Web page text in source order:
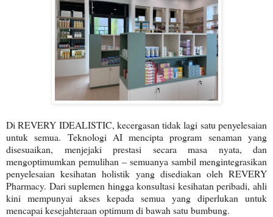
Di REVERY IDEALISTIC, kecergasan tidak lagi satu penyelesaian
untuk semua. Teknologi AI mencipta program senaman yang
disesuaikan, menjejaki prestasi secara masa nyata, dan
mengoptimumkan pemulihan – semuanya sambil mengintegrasikan
penyelesaian kesihatan holistik yang disediakan oleh REVERY
Pharmacy. Dari suplemen hingga konsultasi kesihatan peribadi, ahli
kini mempunyai akses kepada semua yang diperlukan untuk
mencapai kesejahteraan optimum di bawah satu bumbung.